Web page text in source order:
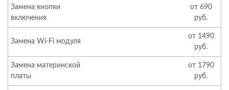
Замена кнопки
включения
от 690
руб.
Замена Wi-Fi модуля
от 1490
руб.
Замена материнской
платы
от 1790
руб.